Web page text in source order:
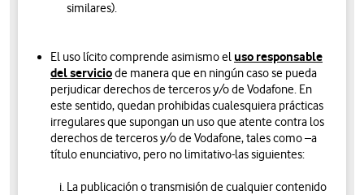
similares).
El uso lícito comprende asimismo el uso responsable
del serviciode manera que en ningún caso se pueda
perjudicar derechos de terceros y/o de Vodafone. En
este sentido, quedan prohibidas cualesquiera prácticas
irregulares que supongan un uso que atente contra los
derechos de terceros y/o de Vodafone, tales como –a
título enunciativo, pero no limitativo-las siguientes:
La publicación o transmisión de cualquier contenido